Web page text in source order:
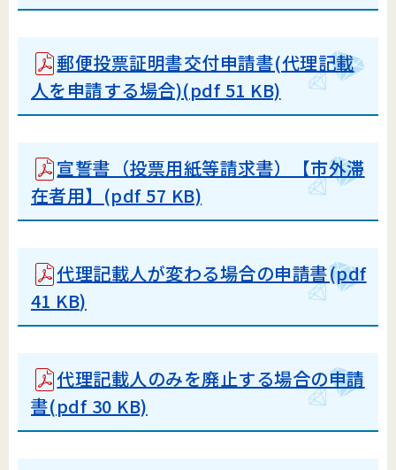
郵便投票証明書交付申請書(代理記載
人を申請する場合)(pdf 51 KB)
宣誓書（投票用紙等請求書）【市外滞
在者用】(pdf 57 KB)
代理記載人が変わる場合の申請書(pdf
41 KB)
代理記載人のみを廃止する場合の申請
書(pdf 30 KB)